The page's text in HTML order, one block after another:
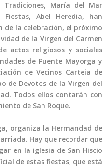
María del Mar
Abel Heredia, han
de la celebración, el próximo
de la Virgen del Carmen
actos religiosos y sociales
de Puente Mayorga y
de Vecinos Carteia de
de Devotos de la Virgen del
Todos ellos contarán con
de San Roque.
organiza la Hermandad de
Hay que recordar que
en la iglesia de San Hiscio
de estas fiestas, que está